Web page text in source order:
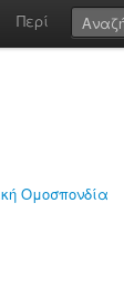
Περί
Ομοσπονδία